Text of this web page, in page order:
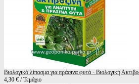
Βιολογικό λίπασμα για πράσινα φυτά - Βιολογική
4,30 € / Τεμάχιο